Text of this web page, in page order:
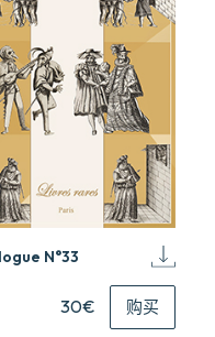
N°33
30€ 购买